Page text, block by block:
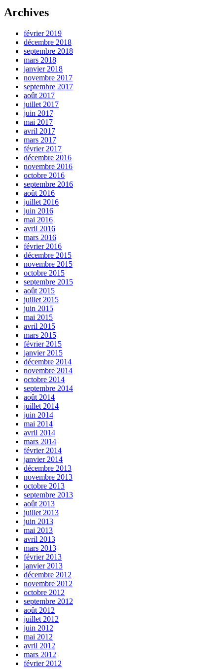
Archives
février 2019
décembre 2018
septembre 2018
mars 2018
janvier 2018
novembre 2017
septembre 2017
août 2017
juillet 2017
juin 2017
mai 2017
avril 2017
mars 2017
février 2017
décembre 2016
novembre 2016
octobre 2016
septembre 2016
août 2016
juillet 2016
juin 2016
mai 2016
avril 2016
mars 2016
février 2016
décembre 2015
novembre 2015
octobre 2015
septembre 2015
août 2015
juillet 2015
juin 2015
mai 2015
avril 2015
mars 2015
février 2015
janvier 2015
décembre 2014
novembre 2014
octobre 2014
septembre 2014
août 2014
juillet 2014
juin 2014
mai 2014
avril 2014
mars 2014
février 2014
janvier 2014
décembre 2013
novembre 2013
octobre 2013
septembre 2013
août 2013
juillet 2013
juin 2013
mai 2013
avril 2013
mars 2013
février 2013
janvier 2013
décembre 2012
novembre 2012
octobre 2012
septembre 2012
août 2012
juillet 2012
juin 2012
mai 2012
avril 2012
mars 2012
février 2012